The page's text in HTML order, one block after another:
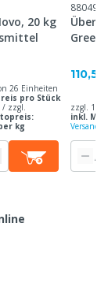
20 kg
26 Einheiten
pro Stück
/ zzgl.
kg
8804959
zzgl.
inkl.